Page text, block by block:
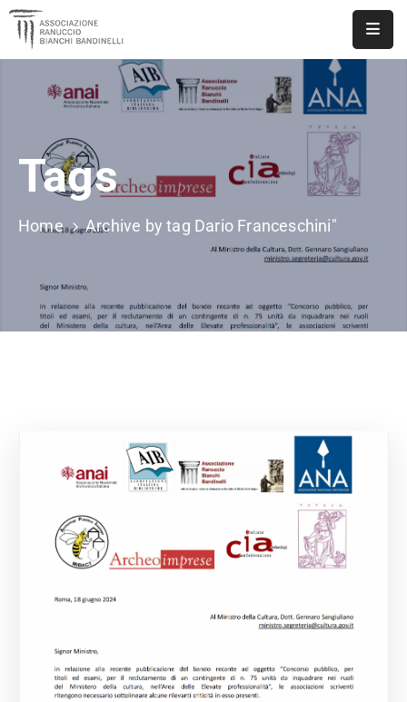
ASSOCIAZIONE
DOCUMENTI
CONTATTI
Tags
Home Archive by tag Dario Franceschini"